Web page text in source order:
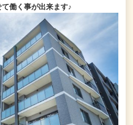
働く事が出来ます♪